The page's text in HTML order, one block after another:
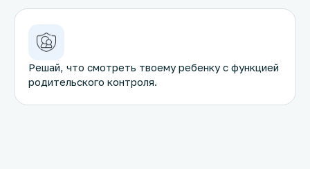
Решай, что смотреть твоему ребенку с функцией
родительского контроля.